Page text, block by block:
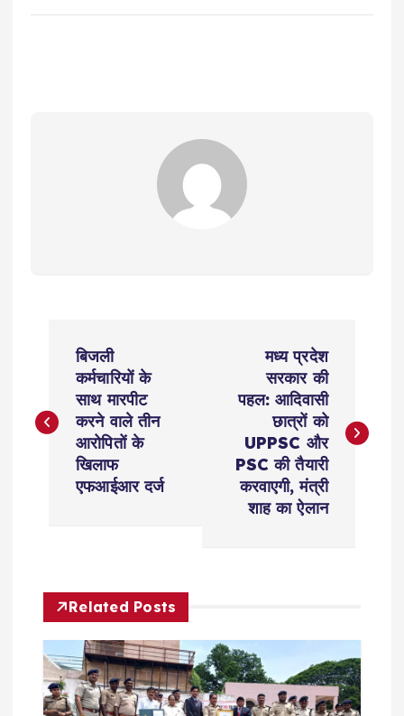
s
v
g
बिजली
कर्मचारियों के
साथ मारपीट
करने वाले तीन
आरोपितों के
खिलाफ
एफआईआर दर्ज
मध्य प्रदेश
सरकार की
पहल: आदिवासी
छात्रों को
UPPSC और
PSC की तैयारी
करवाएगी, मंत्री
शाह का ऐलान
Related Posts